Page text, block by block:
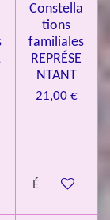
panier
Constella
tions
familiales
REPRÉSE
NTANT
21,00 €
Épuisé